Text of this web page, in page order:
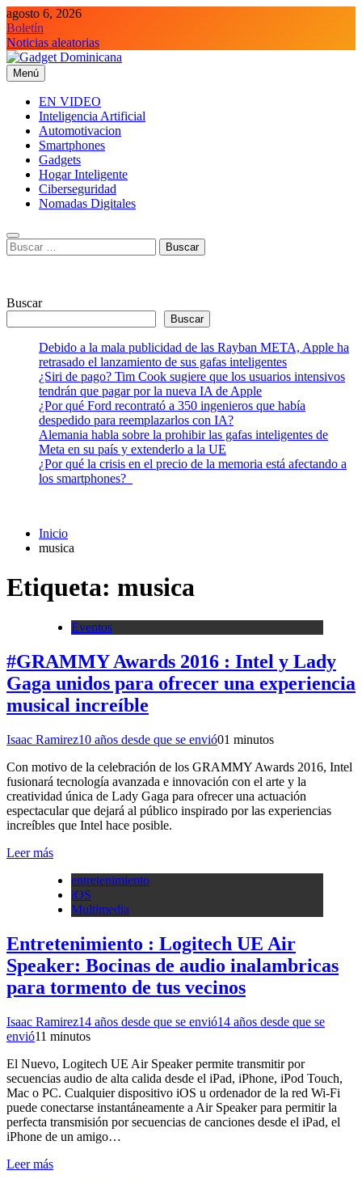
Saltar
al
contenido
agosto 6, 2026
Boletín
Noticias aleatorias
Gadget Dominicana
Gadgets y Tecnología de consumo
Menú
EN VIDEO
Inteligencia Artificial
Automotivacion
Smartphones
Gadgets
Hogar Inteligente
Ciberseguridad
Nomadas Digitales
Buscar:
Buscar
Buscar
Debido a la mala publicidad de las Rayban META, Apple ha
retrasado el lanzamiento de sus gafas inteligentes
¿Siri de pago? Tim Cook sugiere que los usuarios intensivos
tendrán que pagar por la nueva IA de Apple
¿Por qué Ford recontrató a 350 ingenieros que había
despedido para reemplazarlos con IA?
Alemania habla sobre la prohibir las gafas inteligentes de
Meta en su país y extenderlo a la UE
¿Por qué la crisis en el precio de la memoria está afectando a
los smartphones?
Inicio
musica
Etiqueta: musica
Eventos
#GRAMMY Awards 2016 : Intel y Lady
Gaga unidos para ofrecer una experiencia
musical increíble
Isaac Ramirez10 años desde que se envió01 minutos
Con motivo de la celebración de los GRAMMY Awards 2016, Intel
fusionará tecnología avanzada e innovación con el arte y la
creatividad única de Lady Gaga para ofrecer una actuación
espectacular que dejará al público inspirado por las experiencias
increíbles que Intel hace posible.
Leer más
entretenimiento
iOS
Multimedia
Entretenimiento : Logitech UE Air
Speaker: Bocinas de audio inalambricas
para tormento de tus vecinos
Isaac Ramirez14 años desde que se envió14 años desde que se
envió11 minutos
El Nuevo, Logitech UE Air Speaker permite transmitir por
secuencias audio de alta calida desde el iPad, iPhone, iPod Touch,
Mac o PC. Cualquier dispositivo iOS u ordenador de la red Wi-Fi
puede conectarse instantáneamente a Air Speaker para permitir la
perfecta transmisión por secuencias de canciones desde el iPad, el
iPhone de un amigo…
Leer más